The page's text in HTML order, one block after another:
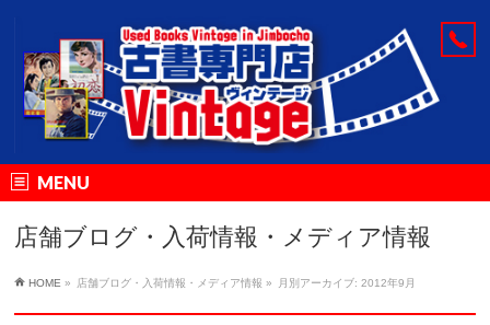
MENU
店舗ブログ・入荷情報・メディア情報
HOME » 店舗ブログ・入荷情報・メディア情報 » 月別アーカイブ: 2012年9月